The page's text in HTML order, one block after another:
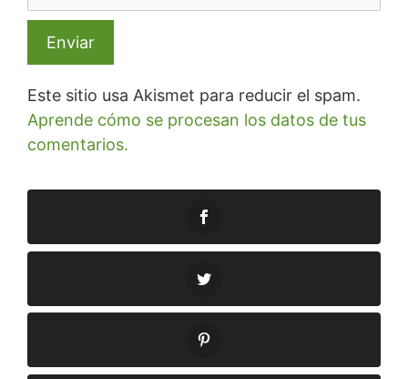
Este sitio usa Akismet para reducir el spam.
Aprende cómo se procesan los datos de tus
comentarios.